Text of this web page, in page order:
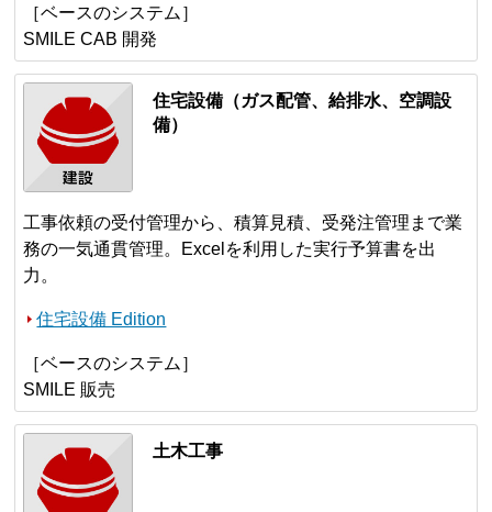
［ベースのシステム］
SMILE CAB 開発
住宅設備（ガス配管、給排水、空調設
備）
工事依頼の受付管理から、積算見積、受発注管理まで業
務の一気通貫管理。Excelを利用した実行予算書を出
力。
住宅設備 Edition
［ベースのシステム］
SMILE 販売
土木工事